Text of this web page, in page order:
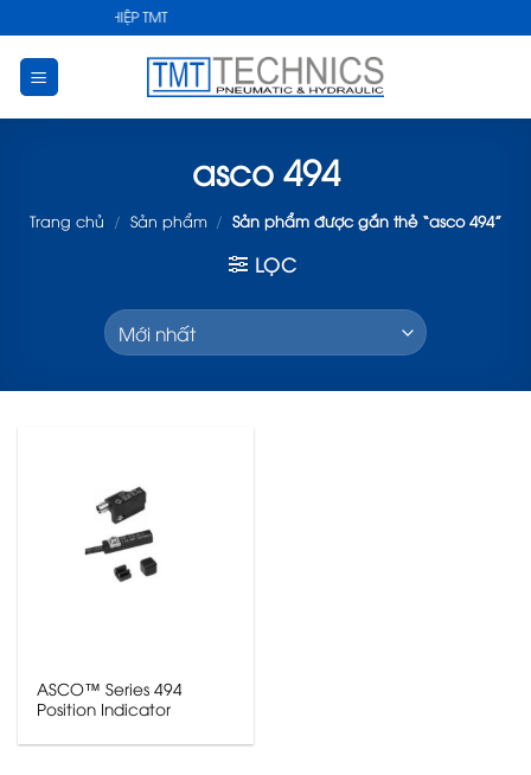
to
content
CÔNG NGHIỆP TMT
asco 494
Trang chủ / Sản phẩm / Sản phẩm được gắn thẻ “asco 494”
LỌC
ASCO™ Series 494
Position Indicator